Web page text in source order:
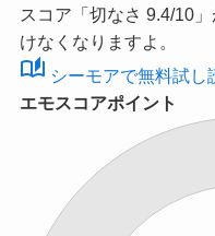
スコア「切なさ 9.4/10」
けなくなりますよ。
auto_stories シーモアで無料試し
エモスコアポイント